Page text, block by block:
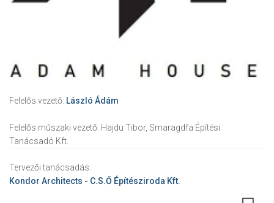
Felelős vezető: László Ádám
Felelős műszaki vezető: Hajdu Tibor, Smaragdfa Építési
Tanácsadó Kft.
Tervezői tanácsadás:
Kondor Architects - C.S.Ő Építésziroda Kft.